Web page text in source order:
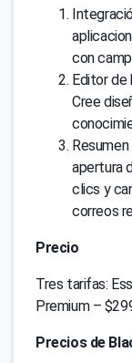
con
Editor de
Cree
apertura
clics y
correos
Precio
Tres tarifas:
Premium –
Precios de